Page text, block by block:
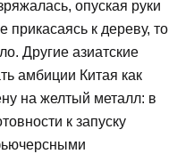
опуская руки
прикасаясь к дереву, то
Другие азиатские
амбиции Китая как
на желтый металл: в
к запуску